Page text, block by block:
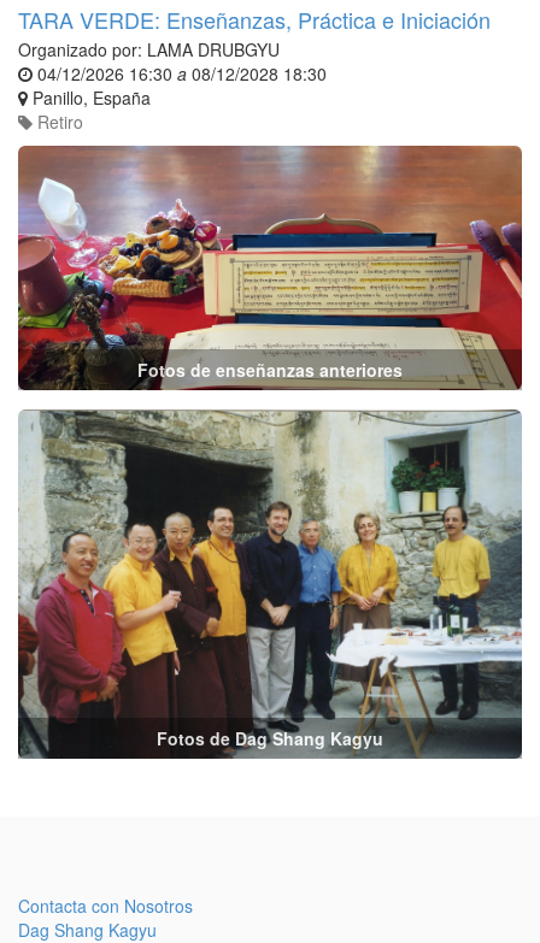
TARA VERDE: Enseñanzas, Práctica e Iniciación
Organizado por: LAMA DRUBGYU
04/12/2026 16:30 a 08/12/2028 18:30
Panillo, España
Retiro
Fotos de enseñanzas anteriores
Fotos de Dag Shang Kagyu
Contacta con Nosotros
Dag Shang Kagyu